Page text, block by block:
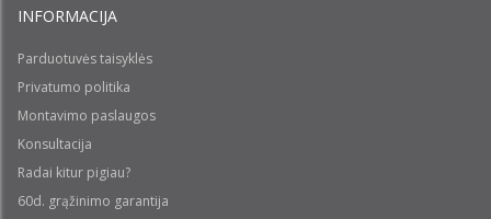
INFORMACIJA
Parduotuvės taisyklės
Privatumo politika
Montavimo paslaugos
Konsultacija
Radai kitur pigiau?
60d. grąžinimo garantija